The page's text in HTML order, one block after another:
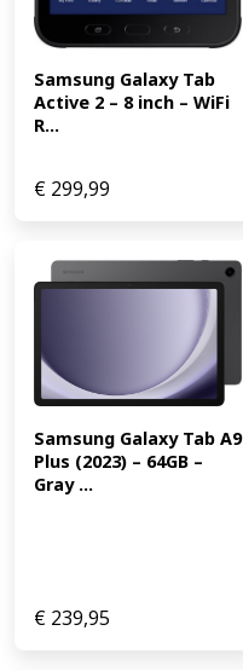
Samsung Galaxy Tab
Active 2 – 8 inch – WiFi
R...
€ 299,99
Samsung Galaxy Tab A9
Plus (2023) – 64GB –
Gray ...
€ 239,95